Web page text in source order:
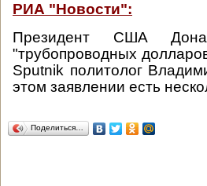
РИА "Новости":
Президент США
"трубопроводных
Sputnik политолог
этом заявлении есть
Поделиться…